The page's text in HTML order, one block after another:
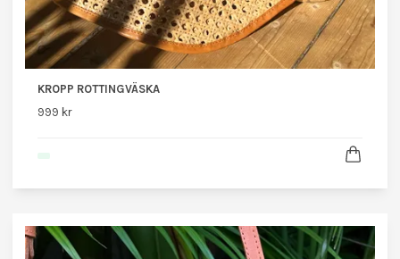
KROPP ROTTINGVÄSKA
999 kr